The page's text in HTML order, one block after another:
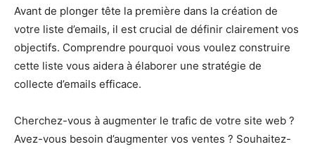
Avant de plonger tête la première dans la création de
votre liste d’emails, il est crucial de définir clairement vos
objectifs. Comprendre pourquoi vous voulez construire
cette liste vous aidera à élaborer une stratégie de
collecte d’emails efficace.
Cherchez-vous à augmenter le trafic de votre site web ?
Avez-vous besoin d’augmenter vos ventes ? Souhaitez-